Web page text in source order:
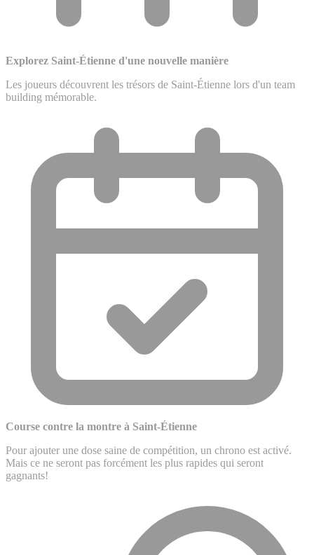
Explorez Saint-Étienne d'une nouvelle manière
Les joueurs découvrent les trésors de Saint-Étienne lors d'un team
building mémorable.
Course contre la montre à Saint-Étienne
Pour ajouter une dose saine de compétition, un chrono est activé.
Mais ce ne seront pas forcément les plus rapides qui seront
gagnants!